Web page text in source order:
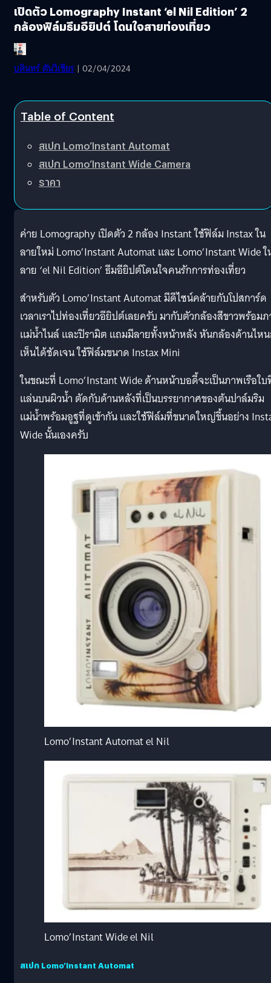
เปิดตัว Lomography Instant ‘el Nil Edition’ 2
กล้องฟิล์มธีมอียิปต์ โดนใจสายท่องเที่ยว
บดินทร์ ตันวิเชียร | 02/04/2024
Table of Content
สเปก Lomo’Instant Automat
สเปก Lomo’Instant Wide Camera
ราคา
ค่าย Lomography เปิดตัว 2 กล้อง Instant ใช้ฟิล์ม Instax ใน
ลายใหม่ Lomo’Instant Automat และ Lomo’Instant Wide
ลาย ‘el Nil Edition’ ธีมอียิปต์โดนใจคนรักการท่องเที่ยว
สำหรับตัว Lomo’Instant Automat มีดีไซน์คล้ายกับโปสการ์ด
เวลาเราไปท่องเที่ยวอียิปต์เลยครับ มากับตัวกล้องสีขาวพร้อม
แม่น้ำไนล์ และปิรามิต แถมมีลายทั้งหน้าหลัง หันกล้องด้านไห
เห็นได้ชัดเจน ใช้ฟิล์มขนาด Instax Mini
ในขณะที่ Lomo’Instant Wide ด้านหน้าบอดี้จะเป็นภาพเรือใ
แล่นบนผิวน้ำ ตัดกับด้านหลังที่เป็นบรรยากาศของต้นปาล์มริม
แม่น้ำพร้อมอูฐที่ดูเข้ากัน และใช้ฟิล์มที่ขนาดใหญ่ขึ้นอย่าง
Wide นั้นเองครับ
Lomo’Instant Automat el Nil
Lomo’Instant Wide el Nil
สเปก Lomo’Instant Automat